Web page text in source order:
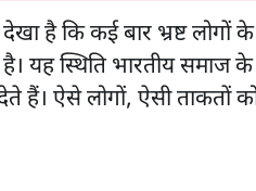
देखा है कि कई बार भ्रष्ट
है। यह स्थिति भारतीय
हैं। ऐसे लोगों, ऐसी ताकतों